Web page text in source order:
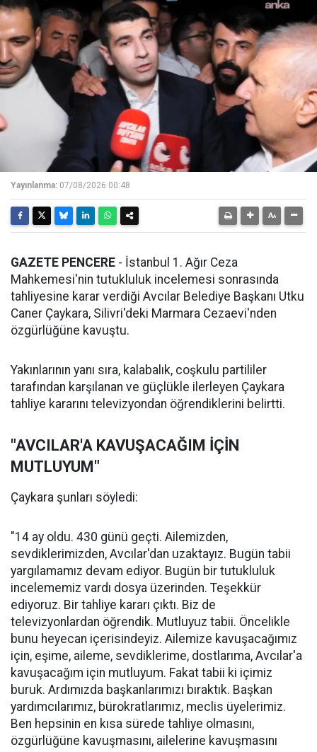
Yayınlanma: 07/08/2026 00:48
GAZETE PENCERE - İstanbul 1. Ağır Ceza
Mahkemesi'nin tutukluluk incelemesi sonrasında
tahliyesine karar verdiği Avcılar Belediye Başkanı Utku
Caner Çaykara, Silivri'deki Marmara Cezaevi'nden
özgürlüğüne kavuştu.
Yakınlarının yanı sıra, kalabalık, coşkulu partililer
tarafından karşılanan ve güçlükle ilerleyen Çaykara
tahliye kararını televizyondan öğrendiklerini belirtti.
"AVCILAR'A KAVUŞACAĞIM İÇİN
MUTLUYUM"
Çaykara şunları söyledi:
"14 ay oldu. 430 günü geçti. Ailemizden,
sevdiklerimizden, Avcılar'dan uzaktayız. Bugün tabii
yargılamamız devam ediyor. Bugün bir tutukluluk
incelememiz vardı dosya üzerinden. Teşekkür
ediyoruz. Bir tahliye kararı çıktı. Biz de
televizyonlardan öğrendik. Mutluyuz tabii. Öncelikle
bunu heyecan içerisindeyiz. Ailemize kavuşacağımız
için, eşime, aileme, sevdiklerime, dostlarıma, Avcılar'a
kavuşacağım için mutluyum. Fakat tabii ki içimiz
buruk. Ardımızda başkanlarımızı bıraktık. Başkan
yardımcılarımız, bürokratlarımız, meclis üyelerimiz.
Ben hepsinin en kısa sürede tahliye olmasını,
özgürlüğüne kavuşmasını, ailelerine kavuşmasını